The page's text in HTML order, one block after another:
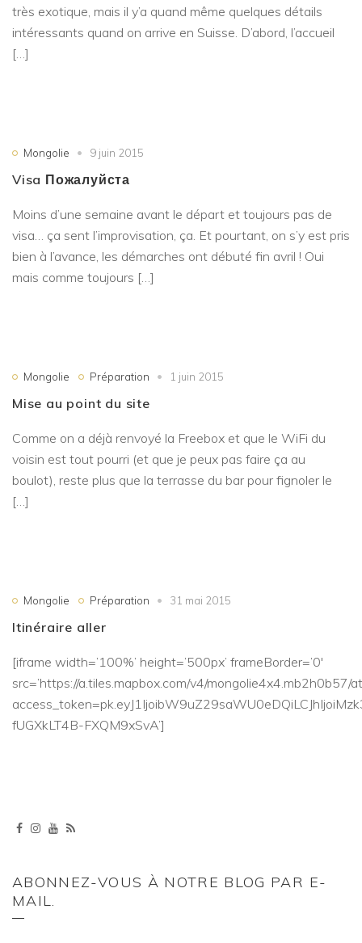
très exotique, mais il y’a quand même quelques détails
intéressants quand on arrive en Suisse. D’abord, l’accueil
[…]
Mongolie 9 juin 2015
Visa Пожалуйста
Moins d’une semaine avant le départ et toujours pas de
visa… ça sent l’improvisation, ça. Et pourtant, on s’y est pris
bien à l’avance, les démarches ont débuté fin avril ! Oui
mais comme toujours […]
Mongolie Préparation 1 juin 2015
Mise au point du site
Comme on a déjà renvoyé la Freebox et que le WiFi du
voisin est tout pourri (et que je peux pas faire ça au
boulot), reste plus que la terrasse du bar pour fignoler le
[…]
Mongolie Préparation 31 mai 2015
Itinéraire aller
[iframe width=’100%’ height=’500px’ frameBorder=’0′
src=’https://a.tiles.mapbox.com/v4/
fUGXkLT4B-FXQM9xSvA’]
ABONNEZ-VOUS À NOTRE BLOG PAR E-
MAIL.